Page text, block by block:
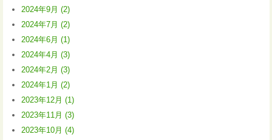
2024年9月 (2)
2024年7月 (2)
2024年6月 (1)
2024年4月 (3)
2024年2月 (3)
2024年1月 (2)
2023年12月 (1)
2023年11月 (3)
2023年10月 (4)